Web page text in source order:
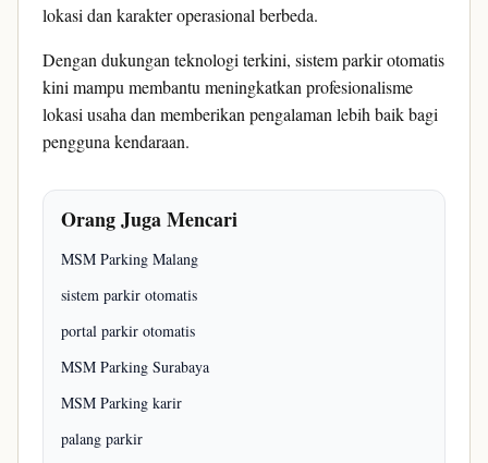
lokasi dan karakter operasional berbeda.
Dengan dukungan teknologi terkini, sistem parkir otomatis
kini mampu membantu meningkatkan profesionalisme
lokasi usaha dan memberikan pengalaman lebih baik bagi
pengguna kendaraan.
Orang Juga Mencari
MSM Parking Malang
sistem parkir otomatis
portal parkir otomatis
MSM Parking Surabaya
MSM Parking karir
palang parkir